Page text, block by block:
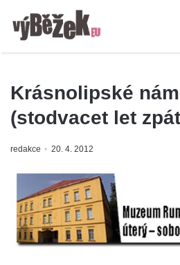
Krásnolipské
(stodvacet let
redakce 20. 4. 2012